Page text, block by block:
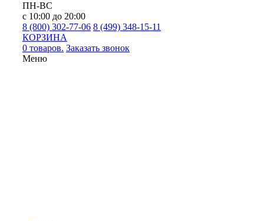
ПН-ВС
с 10:00 до 20:00
8 (800) 302-77-06 8 (499) 348-15-11
КОРЗИНА
0 товаров. Заказать звонок
Меню